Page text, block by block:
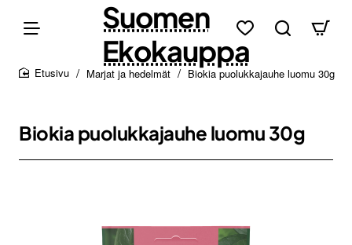
Suomen
Ekokauppa
Marjat ja hedelmät Biokia puolukkajauhe luomu 30g
Biokia puolukkajauhe luomu 30g